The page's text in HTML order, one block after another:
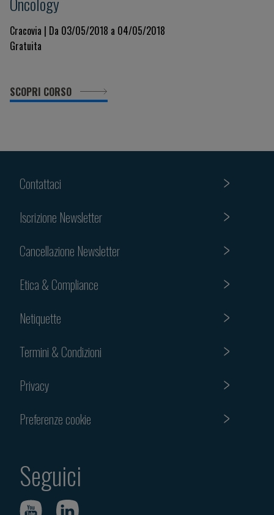
Cracovia | Da 03/05/2018 a 04/05/2018
Gratuita
SCOPRI CORSO
Contattaci
Iscrizione Newsletter
Cancellazione Newsletter
Etica & Compliance
Netiquette
Termini & Condizioni
Privacy
Preferenze cookie
Seguici